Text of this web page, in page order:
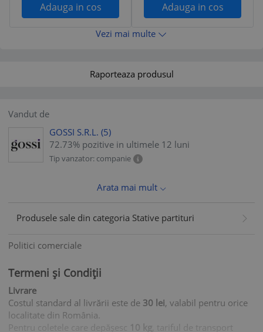
Adauga in cos
Adauga in cos
Vezi mai multe
Raporteaza produsul
Vandut de
GOSSI S.R.L. (5)
72.73% pozitive in ultimele 12 luni
Tip vanzator: companie
Arata mai mult
Produsele sale din categoria Stative partituri
Politici comerciale
Termeni și Condiții
Livrare
Costul standard al livrării este de 30 lei, valabil pentru orice
localitate din România.
Pentru coletele care depășesc 10 kg , tariful de transport